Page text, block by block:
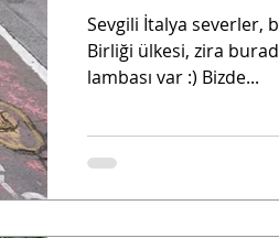
Sevgili İtalya severler,
Birliği ülkesi, zira
lambası var :) Bizde...